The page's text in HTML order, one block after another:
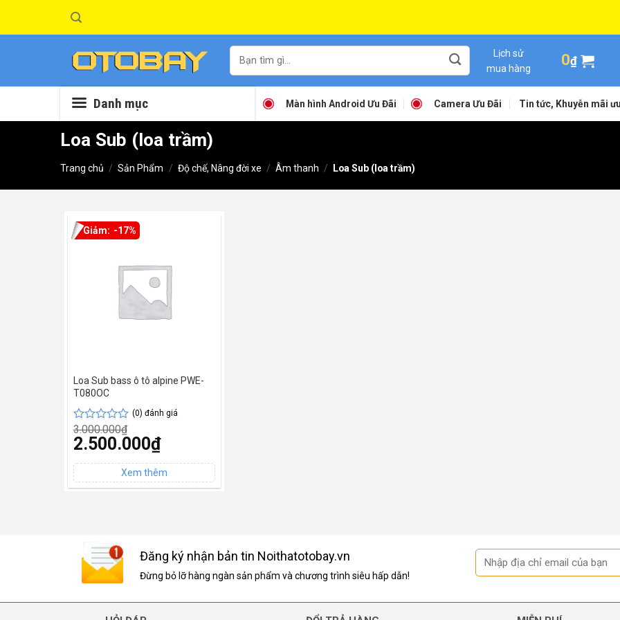
Tìm
kiếm:
Lịch sử
mua hàng
0₫
Danh mục Màn hình Android Ưu Đãi Camera Ưu Đãi Tin tức, Khuyễn mãi
Loa Sub (loa trầm)
Trang chủ / Sản Phẩm / Độ chế, Nâng đời xe / Âm thanh / Loa Sub (loa trầm)
-17%
Loa Sub bass ô tô alpine PWE-
T080OC
Được
xếp
hạng
0
5
sao
(0) đánh giá
3.000.000₫
Giá
gốc
là:
3.000.000₫.
2.500.000₫
hiện
tại
là:
Đăng ký nhận bản tin Noithatotobay.vn
Đừng bỏ lỡ hàng ngàn sản phẩm và chương trình siêu hấp dẫn!